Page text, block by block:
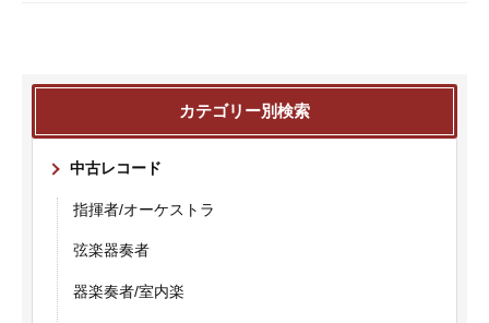
カテゴリー別検索
中古レコード
指揮者/オーケストラ
弦楽器奏者
器楽奏者/室内楽